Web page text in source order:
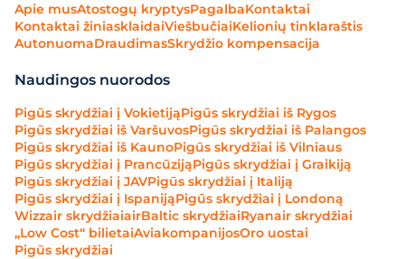
Apie musAtostogų kryptysPagalbaKontaktai
Kontaktai žiniasklaidaiViešbučiaiKelionių tinklaraštis
AutonuomaDraudimasSkrydžio kompensacija
Naudingos nuorodos
Pigūs skrydžiai į VokietijąPigūs skrydžiai iš Rygos
Pigūs skrydžiai iš VaršuvosPigūs skrydžiai iš Palangos
Pigūs skrydžiai iš KaunoPigūs skrydžiai iš Vilniaus
Pigūs skrydžiai į PrancūzijąPigūs skrydžiai į Graikiją
Pigūs skrydžiai į JAVPigūs skrydžiai į Italiją
Pigūs skrydžiai į IspanijąPigūs skrydžiai į Londoną
Wizzair skrydžiaiairBaltic skrydžiaiRyanair skrydžiai
„Low Cost“ bilietaiAviakompanijosOro uostai
Pigūs skrydžiai